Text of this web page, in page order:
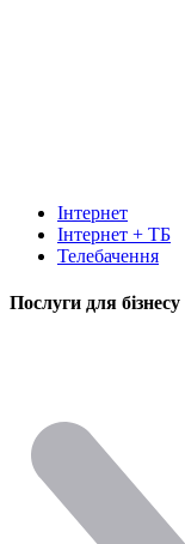
Інтернет
Інтернет + ТБ
Телебачення
Послуги для бізнесу